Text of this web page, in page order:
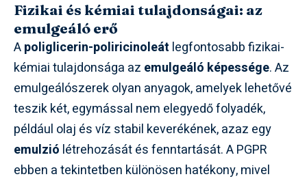
Fizikai és kémiai tulajdonságai: az
emulgeáló erő
Apoliglicerin-poliricinoleát legfontosabb fizikai-
kémiai tulajdonsága az emulgeáló képessége. Az
emulgeálószerek olyan anyagok, amelyek lehetővé
teszik két, egymással nem elegyedő folyadék,
például olaj és víz stabil keverékének, azaz egy
emulzió létrehozását és fenntartását. A PGPR
ebben a tekintetben különösen hatékony, mivel